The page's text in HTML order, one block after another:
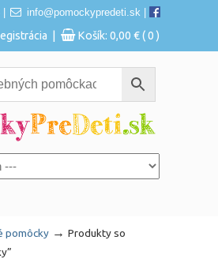
info@pomockypredeti.sk
| Košík: 0,00 €( 0 )
pomôcky → Produkty so